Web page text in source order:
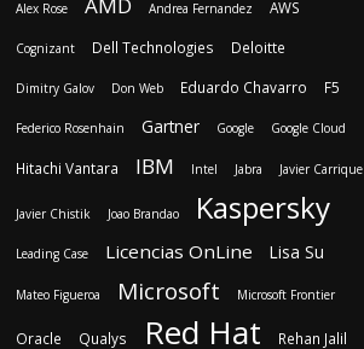
Alex Rose Andrea Fernandez AWS
Cognizant Dell Technologies Deloitte
Dimitry Galov Don Web Eduardo Chavarro F5
Federico Rosenhain Gartner Google Google Cloud
Hitachi Vantara IBM Intel Jabra Javier Carrique
Javier Chistik Joao Brandao Kaspersky
Leading Case Licencias OnLine Lisa Su
Mateo Figueroa Microsoft Microsoft Frontier
Oracle Qualys Red Hat Rehan Jalil